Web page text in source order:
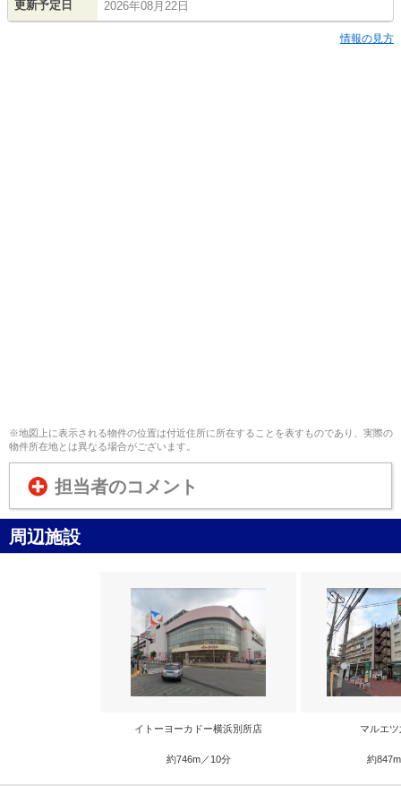
更新予定日 2026年08月22日
情報の見方
※地図上に表示される物件の位置は付近住所に所在することを表すものであり、実際の
物件所在地とは異なる場合がございます。
担当者のコメント
周辺施設
イトーヨーカドー横浜別所店
約746m／10分
マルエ
約